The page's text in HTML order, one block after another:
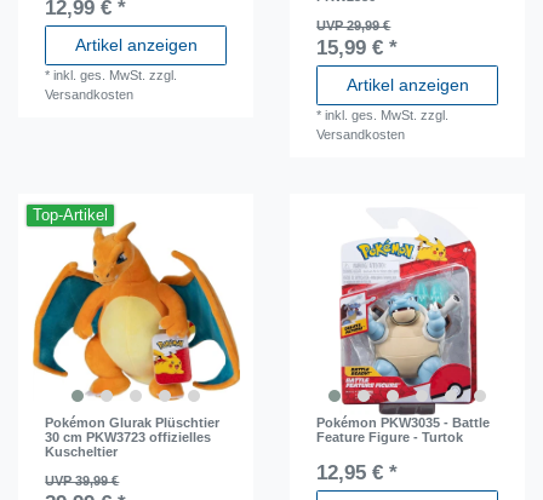
12,99 € *
Artikel anzeigen
*inkl. ges. MwSt. zzgl.
Versandkosten
UVP 29,99 €
15,99 € *
Artikel anzeigen
*inkl. ges. MwSt. zzgl.
Versandkosten
Top-Artikel
Pokémon Glurak Plüschtier
30 cm PKW3723 offizielles
Kuscheltier
UVP 39,99 €
Pokémon PKW3035 - Battle
Feature Figure - Turtok
12,95 € *